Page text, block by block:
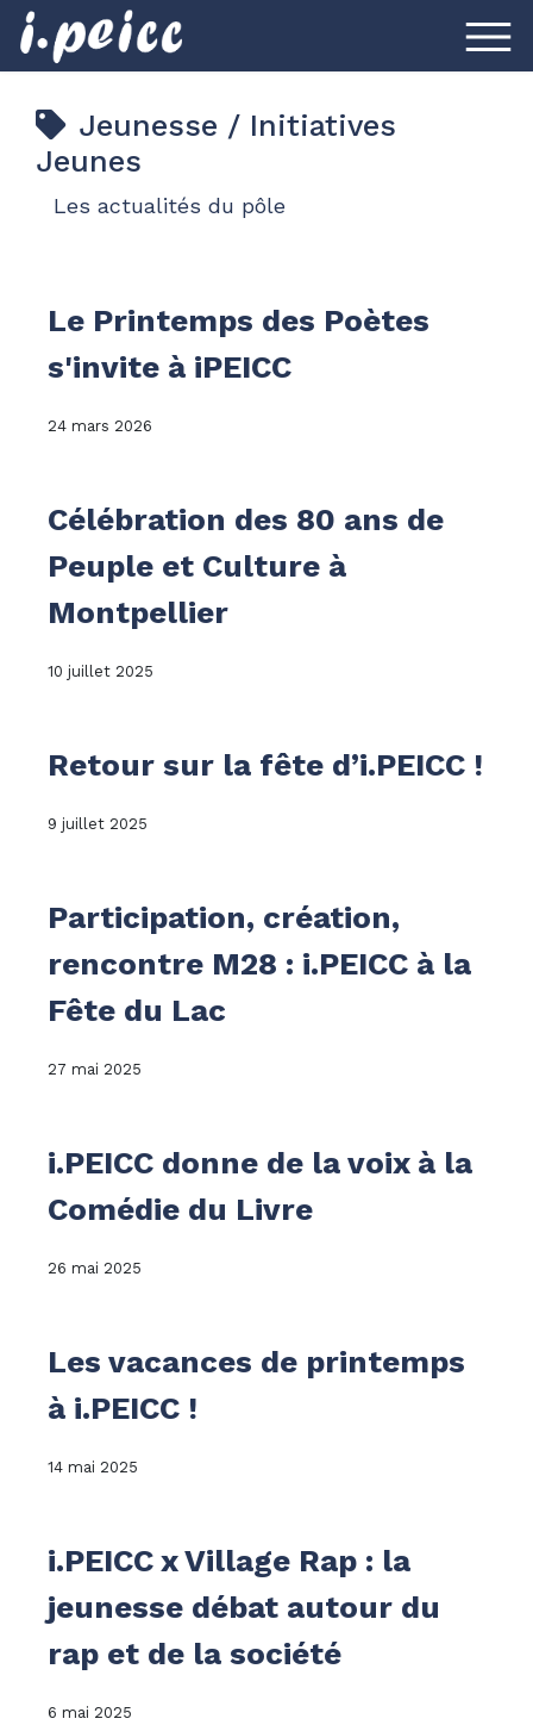
Jeunesse / Initiatives
Jeunes
Les actualités du pôle
Le Printemps des Poètes
s'invite à iPEICC
24 mars 2026
Célébration des 80 ans de
Peuple et Culture à
Montpellier
10 juillet 2025
Retour sur la fête d’i.PEICC !
9 juillet 2025
Participation, création,
rencontre M28 : i.PEICC à la
Fête du Lac
27 mai 2025
i.PEICC donne de la voix à la
Comédie du Livre
26 mai 2025
Les vacances de printemps
à i.PEICC !
14 mai 2025
i.PEICC x Village Rap : la
jeunesse débat autour du
rap et de la société
6 mai 2025